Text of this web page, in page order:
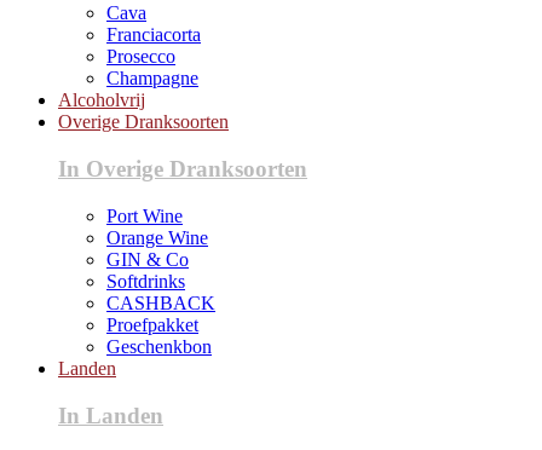
Cava
Franciacorta
Prosecco
Champagne
Alcoholvrij
Overige Dranksoorten
In Overige Dranksoorten
Port Wine
Orange Wine
GIN & Co
Softdrinks
CASHBACK
Proefpakket
Geschenkbon
Landen
In Landen